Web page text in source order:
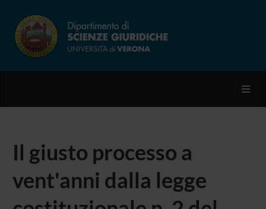
Il giusto processo a
vent'anni dalla legge